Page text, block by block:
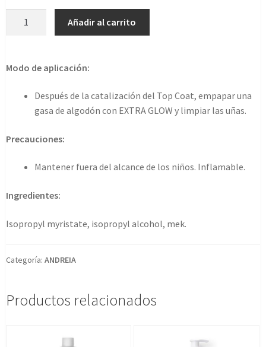
Extra
cantidad
Añadir al carrito
Modo de aplicación:
Después de la catalización del Top Coat, empapar una
gasa de algodón con EXTRA GLOW y limpiar las uñas.
Precauciones:
Mantener fuera del alcance de los niños. Inflamable.
Ingredientes:
Isopropyl myristate, isopropyl alcohol, mek.
Categoría: ANDREIA
Productos relacionados